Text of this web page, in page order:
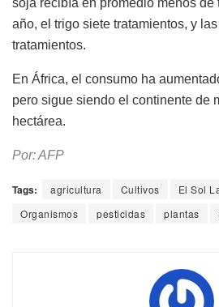
soja recibía en promedio menos de
año, el trigo siete tratamientos, y
tratamientos.
En África, el consumo ha
pero sigue siendo el continente de
hectárea.
Por: AFP
Tags: agricultura Cultivos El Sol
Organismos
pesticidas plantas